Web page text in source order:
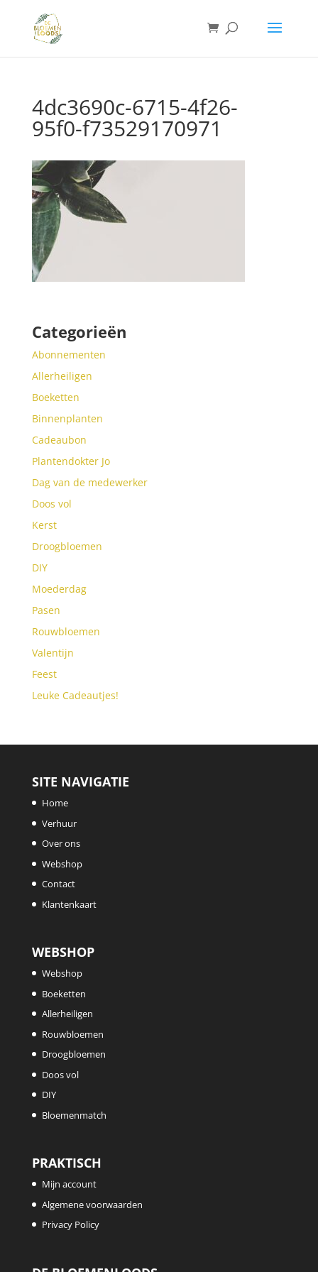
4dc3690c-6715-4f26-
95f0-f73529170971
Categorieën
Abonnementen
Allerheiligen
Boeketten
Binnenplanten
Cadeaubon
Plantendokter Jo
Dag van de medewerker
Doos vol
Kerst
Droogbloemen
DIY
Moederdag
Pasen
Rouwbloemen
Valentijn
Feest
Leuke Cadeautjes!
SITE NAVIGATIE
Home
Verhuur
Over ons
Webshop
Contact
Klantenkaart
WEBSHOP
Webshop
Boeketten
Allerheiligen
Rouwbloemen
Droogbloemen
Doos vol
DIY
Bloemenmatch
PRAKTISCH
Mijn account
Algemene voorwaarden
Privacy Policy